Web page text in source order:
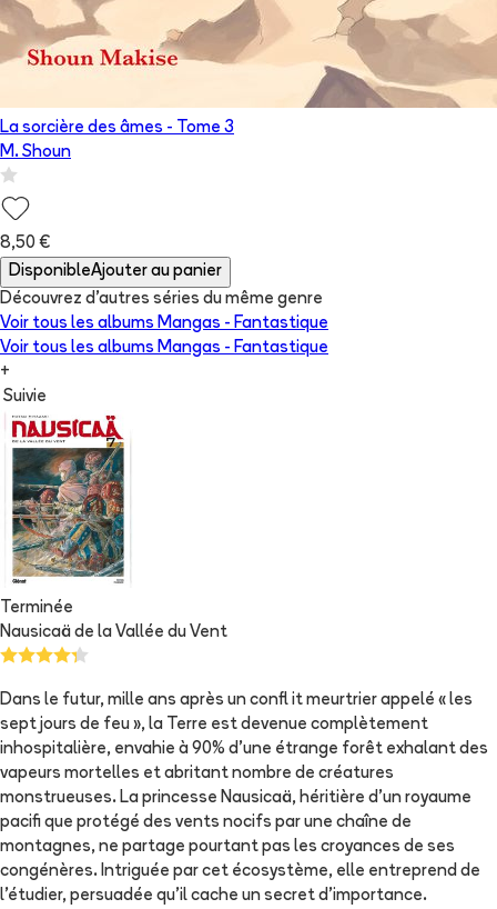
La sorcière des âmes - Tome 3
M. Shoun
8,50 €
DisponibleAjouter au panier
Découvrez d'autres séries du même genre
Voir tous les albums Mangas - Fantastique
Voir tous les albums Mangas - Fantastique
+
Suivie
Terminée
Nausicaä de la Vallée du Vent
Dans le futur, mille ans après un confl it meurtrier appelé « les
sept jours de feu », la Terre est devenue complètement
inhospitalière, envahie à 90% d'une étrange forêt exhalant des
vapeurs mortelles et abritant nombre de créatures
monstrueuses. La princesse Nausicaä, héritière d'un royaume
pacifi que protégé des vents nocifs par une chaîne de
montagnes, ne partage pourtant pas les croyances de ses
congénères. Intriguée par cet écosystème, elle entreprend de
l'étudier, persuadée qu'il cache un secret d'importance.